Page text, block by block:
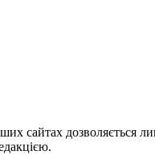
сайтах дозволяється